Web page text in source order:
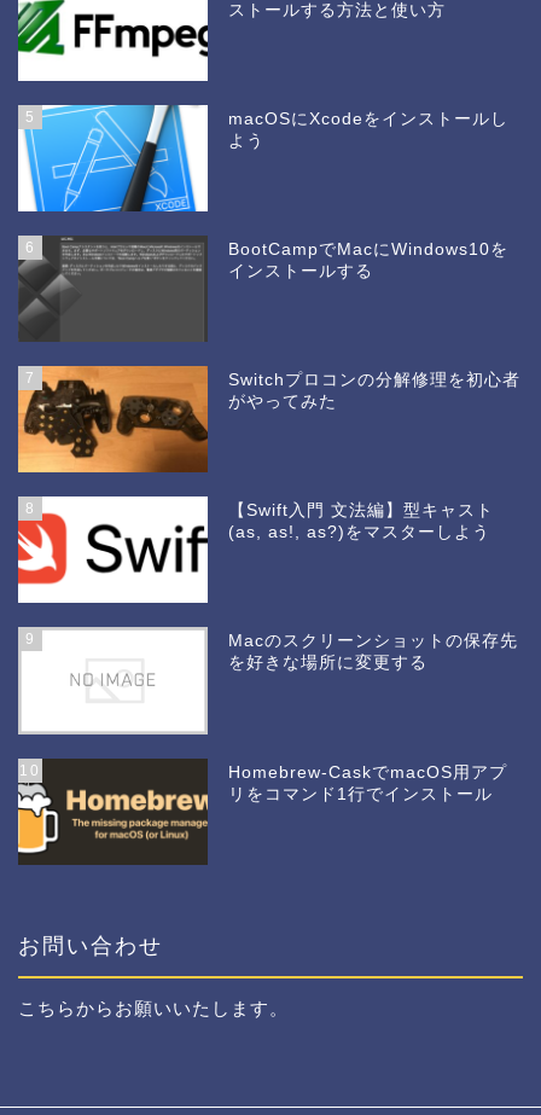
ストールする方法と使い方
5
macOSにXcodeをインストールし
よう
6
BootCampでMacにWindows10を
インストールする
7
Switchプロコンの分解修理を初心者
がやってみた
8
【Swift入門 文法編】型キャスト
(as, as!, as?)をマスターしよう
9
Macのスクリーンショットの保存先
を好きな場所に変更する
10
Homebrew-CaskでmacOS用アプ
リをコマンド1行でインストール
お問い合わせ
こちらからお願いいたします。